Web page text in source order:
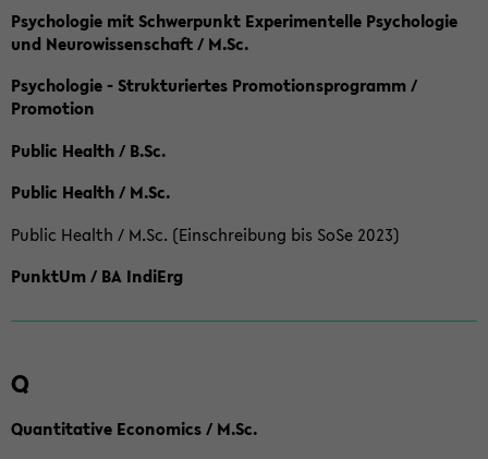
Psychologie mit Schwerpunkt Experimentelle Psychologie
und Neurowissenschaft / M.Sc.
Psychologie - Strukturiertes Promotionsprogramm /
Promotion
Public Health / B.Sc.
Public Health / M.Sc.
Public Health / M.Sc. (Einschreibung bis SoSe 2023)
PunktUm / BA IndiErg
Q
Quantitative Economics / M.Sc.